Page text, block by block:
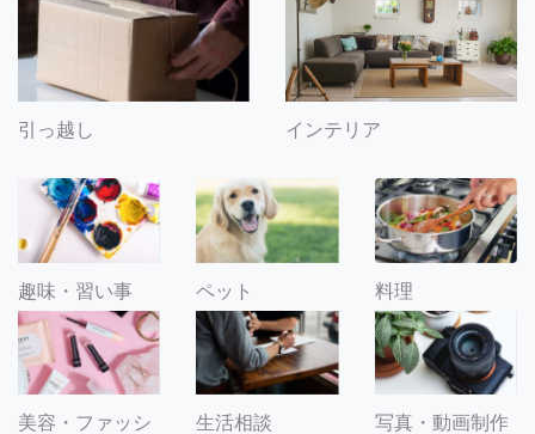
引っ越し インテリア
趣味・習い事 ペット 料理
美容・ファッシ 生活相談 写真・動画制作